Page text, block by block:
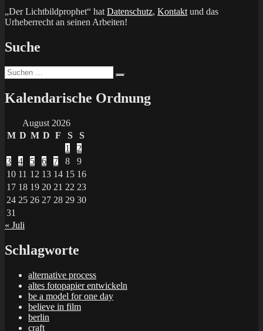
„Der Lichtbildprophet“ hat Datenschutz, Kontakt und das
Urheberrecht an seinen Arbeiten!
Suche
Suchen
nach:
Kalendarische Ordnung
August 2026
M D M D F S
S
1
2
3
4 5 6 7 8
9
10 11 12 13 14 15 16
17 18 19 20 21 22 23
24 25 26 27 28 29 30
31
« Juli
Schlagworte
alternative process
altes fotopapier entwickeln
be a model for one day
believe in film
berlin
craft